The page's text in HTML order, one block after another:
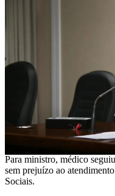
Para ministro, médico
sem prejuízo ao
Sociais.